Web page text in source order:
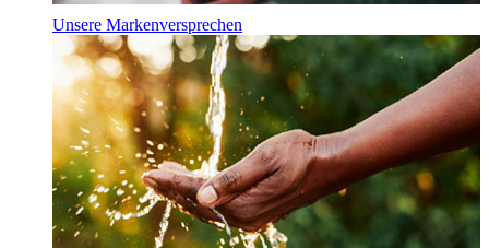
Unsere Markenversprechen